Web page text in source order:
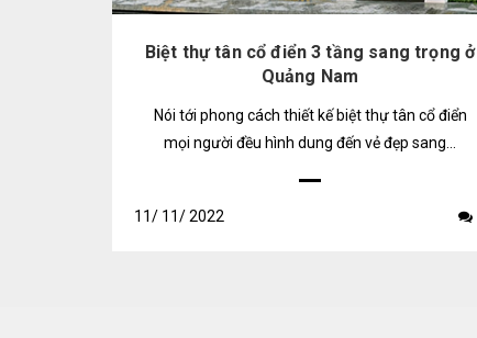
Biệt thự tân cổ điển 3 tầng sang trọng ở
Quảng Nam
Nói tới phong cách thiết kế biệt thự tân cổ điển
mọi người đều hình dung đến vẻ đẹp sang...
11/ 11/2022